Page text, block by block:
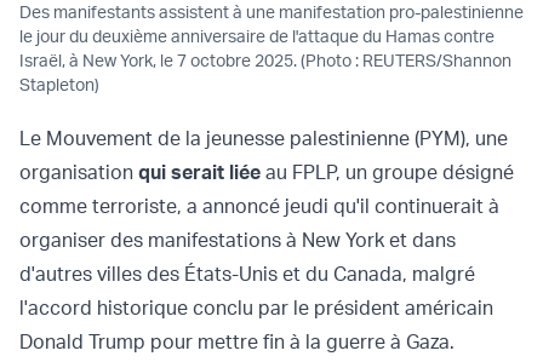
Des manifestants assistent à une manifestation pro-palestinienne
le jour du deuxième anniversaire de l'attaque du Hamas contre
Israël, à New York, le 7 octobre 2025. (Photo : REUTERS/Shannon
Stapleton)
Le Mouvement de la jeunesse palestinienne (PYM), une
organisation qui serait liée au FPLP, un groupe désigné
comme terroriste, a annoncé jeudi qu'il continuerait à
organiser des manifestations à New York et dans
d'autres villes des États-Unis et du Canada, malgré
l'accord historique conclu par le président américain
Donald Trump pour mettre fin à la guerre à Gaza.